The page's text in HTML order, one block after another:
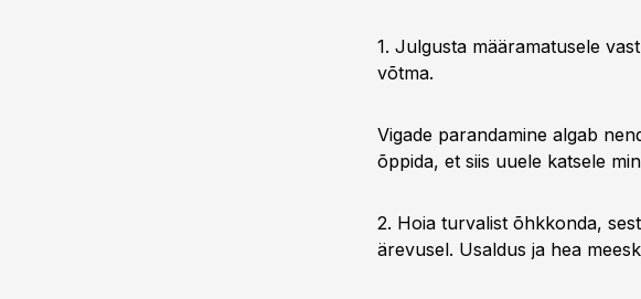
1. Julgusta määramatusele
võtma.
Vigade parandamine algab
õppida, et siis uuele katsele
2. Hoia turvalist õhkkonda,
ärevusel. Usaldus ja hea